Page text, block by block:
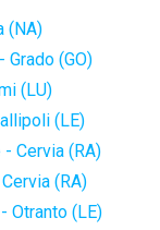
(NA)
Grado (GO)
(LU)
(LE)
Cervia (RA)
(RA)
Otranto (LE)